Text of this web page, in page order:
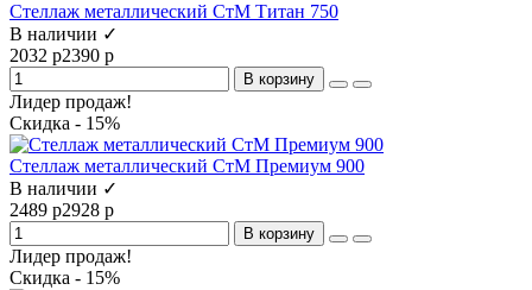
Стеллаж металлический СтМ Титан 750
В наличии ✓
2032 р2390 р
В корзину
Лидер продаж!
Скидка - 15%
Стеллаж металлический СтМ Премиум 900
В наличии ✓
2489 р2928 р
В корзину
Лидер продаж!
Скидка - 15%